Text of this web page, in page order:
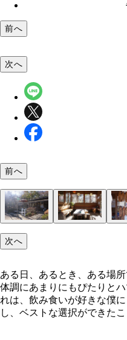
前へ
次へ
前へ
次へ
ある日、あるとき、ある場
体調にあまりにもぴたりと
れは、飲み食いが好きな僕
し、ベストな選択ができた